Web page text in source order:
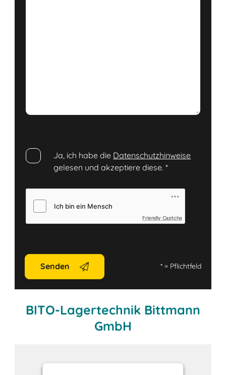
Ja, ich habe die Datenschutzhinweise
gelesen und akzeptiere diese.*
Friendly Captcha
Senden *= Pflichtfeld
BITO-Lagertechnik Bittmann
GmbH